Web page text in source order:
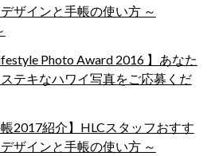
ザインと手帳の使い方 ～
Photo Award 2016 】あなた
テキなハワイ写真をご応募くだ
帳2017紹介】HLCスタッフおすす
ザインと手帳の使い方 ～